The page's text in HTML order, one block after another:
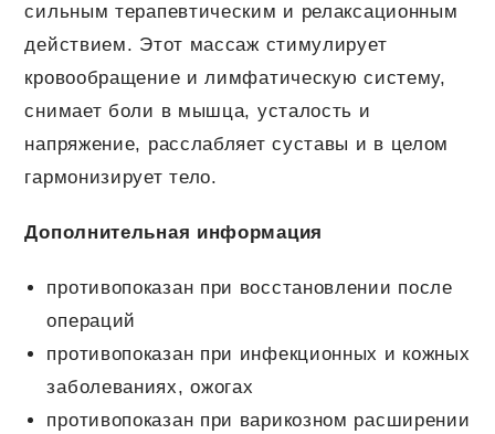
сильным терапевтическим и релаксационным
действием. Этот массаж стимулирует
кровообращение и лимфатическую систему,
снимает боли в мышца, усталость и
напряжение, расслабляет суставы и в целом
гармонизирует тело.
Дополнительная информация
противопоказан при восстановлении после
операций
противопоказан при инфекционных и кожных
заболеваниях, ожогах
противопоказан при варикозном расширении